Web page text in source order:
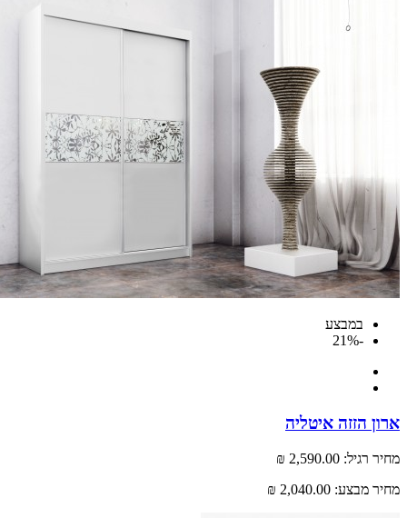
במבצע
הזזה איטליה
רגיל: 2,590.00 ₪
מבצע: 2,040.00 ₪